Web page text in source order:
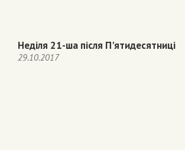
Неділя 21-ша після П'ятидесятниці
29.10.2017